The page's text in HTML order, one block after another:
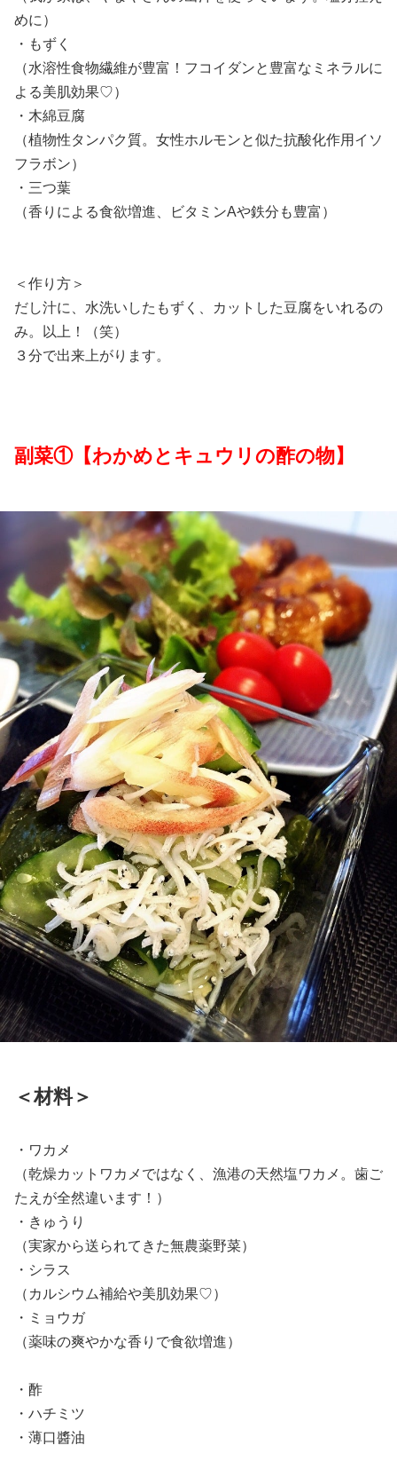
めに）
・もずく
（水溶性食物繊維が豊富！フコイダンと豊富なミネラルに
よる美肌効果♡）
・木綿豆腐
（植物性タンパク質。女性ホルモンと似た抗酸化作用イソ
フラボン）
・三つ葉
（香りによる食欲増進、ビタミンAや鉄分も豊富）
＜作り方＞
だし汁に、水洗いしたもずく、カットした豆腐をいれるの
み。以上！（笑）
３分で出来上がります。
副菜①【わかめとキュウリの酢の物】
＜材料＞
・ワカメ
（乾燥カットワカメではなく、漁港の天然塩ワカメ。歯ご
たえが全然違います！）
・きゅうり
（実家から送られてきた無農薬野菜）
・シラス
（カルシウム補給や美肌効果♡）
・ミョウガ
（薬味の爽やかな香りで食欲増進）
・酢
・ハチミツ
・薄口醬油